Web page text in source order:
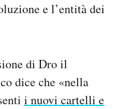
e l’entità dei
di Dro il
dice che «nella
i nuovi cartelli e